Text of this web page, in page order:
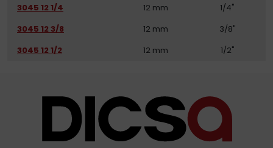
3045 12 1/4
12 mm
1/4"
3045 12 3/8
12 mm
3/8"
3045 12 1/2
12 mm 1/2"